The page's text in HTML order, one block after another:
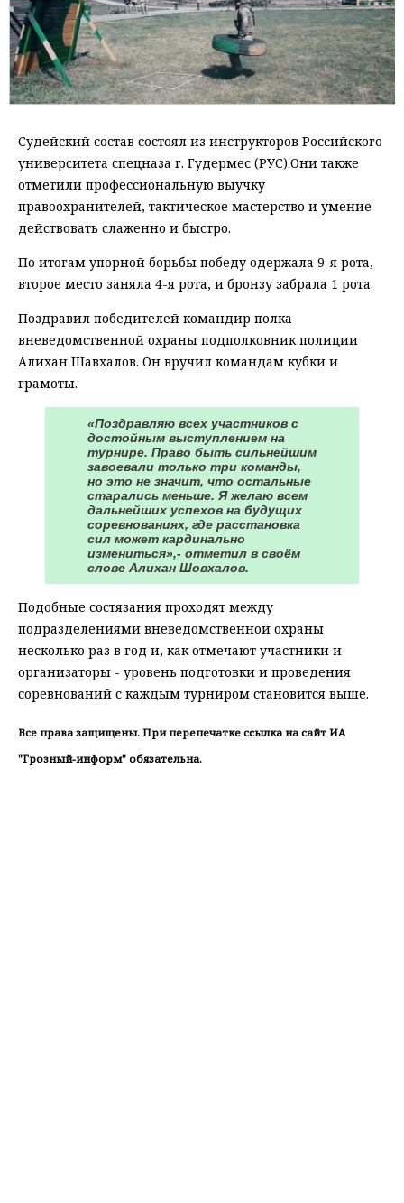
Судейский состав состоял из инструкторов Российского
университета спецназа г. Гудермес (РУС).Они также
отметили профессиональную выучку
правоохранителей, тактическое мастерство и умение
действовать слаженно и быстро.
По итогам упорной борьбы победу одержала 9-я рота,
второе место заняла 4-я рота, и бронзу забрала 1 рота.
Поздравил победителей командир полка
вневедомственной охраны подполковник полиции
Алихан Шавхалов. Он вручил командам кубки и
грамоты.
«Поздравляю всех участников с
достойным выступлением на
турнире. Право быть сильнейшим
завоевали только три команды,
но это не значит, что остальные
старались меньше. Я желаю всем
дальнейших успехов на будущих
соревнованиях, где расстановка
сил может кардинально
измениться»,- отметил в своём
слове Алихан Шовхалов.
Подобные состязания проходят между
подразделениями вневедомственной охраны
несколько раз в год и, как отмечают участники и
организаторы - уровень подготовки и проведения
соревнований с каждым турниром становится выше.
Все права защищены. При перепечатке ссылка на сайт ИА
"Грозный-информ" обязательна.